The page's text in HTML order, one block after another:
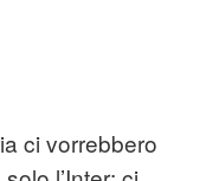
ci vorrebbero